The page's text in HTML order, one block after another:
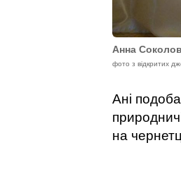
Анна
фото з відкритих
Ані
на